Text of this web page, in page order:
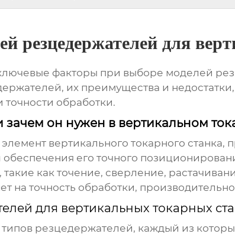
резцедержателей для
факторы при выборе моделей
их преимущества и
обработки.
зачем он нужен в вертикальном
вертикального токарного
его точного
как точение, сверление,
на точность обработки,
для вертикальных токарных
резцедержателей, каждый из